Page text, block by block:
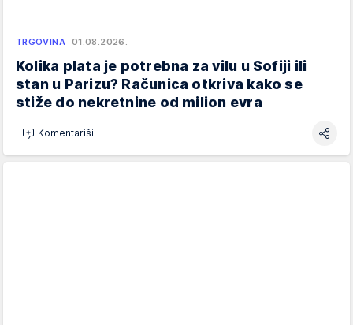
TRGOVINA 01.08.2026.
Kolika plata je potrebna za vilu u Sofiji ili
stan u Parizu? Računica otkriva kako se
stiže do nekretnine od milion evra
Komentariši